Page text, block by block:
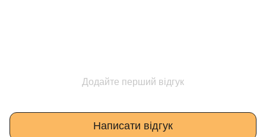
Додайте перший відгук
Написати відгук